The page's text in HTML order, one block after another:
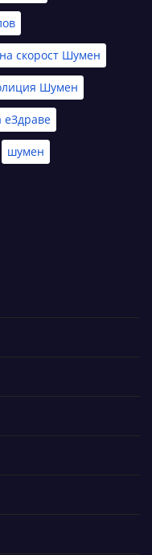
скорост Шумен
Шумен
еЗдраве
шумен